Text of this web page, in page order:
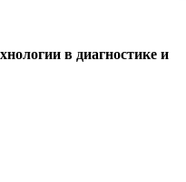
в диагностике и